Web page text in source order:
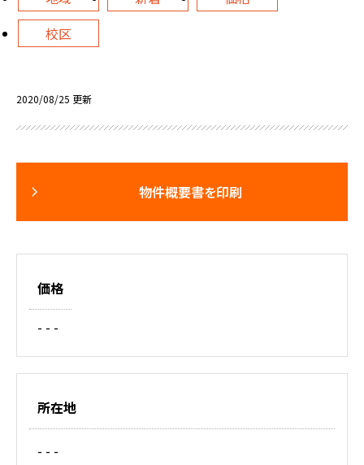
校区
2020/08/25 更新
物件概要書を印刷
価格
- - -
所在地
- - -